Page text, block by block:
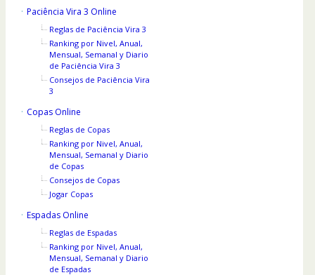
Paciência Vira 3 Online
Reglas de Paciência Vira 3
Ranking por Nivel, Anual,
Mensual, Semanal y Diario
de Paciência Vira 3
Consejos de Paciência Vira
3
Copas Online
Reglas de Copas
Ranking por Nivel, Anual,
Mensual, Semanal y Diario
de Copas
Consejos de Copas
Jogar Copas
Espadas Online
Reglas de Espadas
Ranking por Nivel, Anual,
Mensual, Semanal y Diario
de Espadas